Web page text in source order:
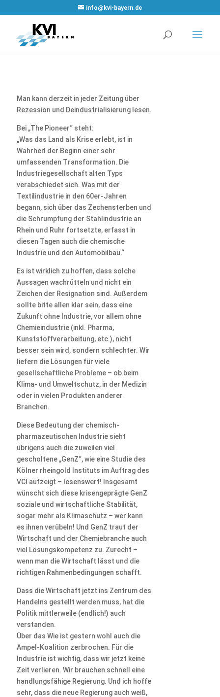
info@kvi-bayern.de
Man kann derzeit in jeder Zeitung über
Rezession und Deindustrialisierung lesen.
Bei „The Pioneer“ steht:
„Was das Land als Krise erlebt, ist in
Wahrheit der Beginn einer sehr
umfassenden Transformation. Die
Industriegesellschaft alten Typs
verabschiedet sich. Was mit der
Textilindustrie in den 60er-Jahren
begann, sich über das Zechensterben und
die Schrumpfung der Stahlindustrie an
Rhein und Ruhr fortsetzte, erfasst in
diesen Tagen auch die chemische
Industrie und den Automobilbau.“
Es ist wirklich zu hoffen, dass solche
Aussagen wachrütteln und nicht ein
Zeichen der Resignation sind. Außerdem
sollte bitte allen klar sein, dass eine
Zukunft ohne Industrie, vor allem ohne
Chemieindustrie (inkl. Pharma,
Kunststoffverarbeitung, etc.), nicht
besser sein wird, sondern schlechter. Wir
liefern die Lösungen für viele
gesellschaftliche Probleme – ob beim
Klima- und Umweltschutz, in der Medizin
oder in vielen Produkten anderer
Branchen.
Diese Bedeutung der chemisch-
pharmazeutischen Industrie sieht
übrigens auch die zuweilen viel
gescholtene „GenZ“, wie eine Studie des
Kölner rheingold Instituts im Auftrag des
VCI aufzeigt – lesenswert! Insgesamt
wünscht sich diese krisengeprägte GenZ
soziale und wirtschaftliche Stabilität,
sogar mehr als Klimaschutz – wer kann
es ihnen verübeln! Und GenZ traut der
Wirtschaft und der Chemiebranche auch
viel Lösungskompetenz zu. Zurecht –
wenn man die Wirtschaft lässt und die
richtigen Rahmenbedingungen schafft.
Dass die Wirtschaft jetzt ins Zentrum des
Handelns gestellt werden muss, hat die
Politik mittlerweile (endlich!) auch
verstanden.
Über das Wie ist gestern wohl auch die
Ampel-Koalition zerbrochen. Für die
Industrie ist wichtig, dass wir jetzt keine
Zeit verlieren. Wir brauchen schnell eine
handlungsfähige Regierung. Und ich hoffe
sehr, dass die neue Regierung auch weiß,
Cookie Plugin
Cookie Banner